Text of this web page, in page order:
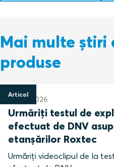
Mai multe știri
produse
Articol
13 mai 2026
Urmăriți testul de
efectuat de DNV
etanșărilor Roxtec
Urmăriți videoclipul de la